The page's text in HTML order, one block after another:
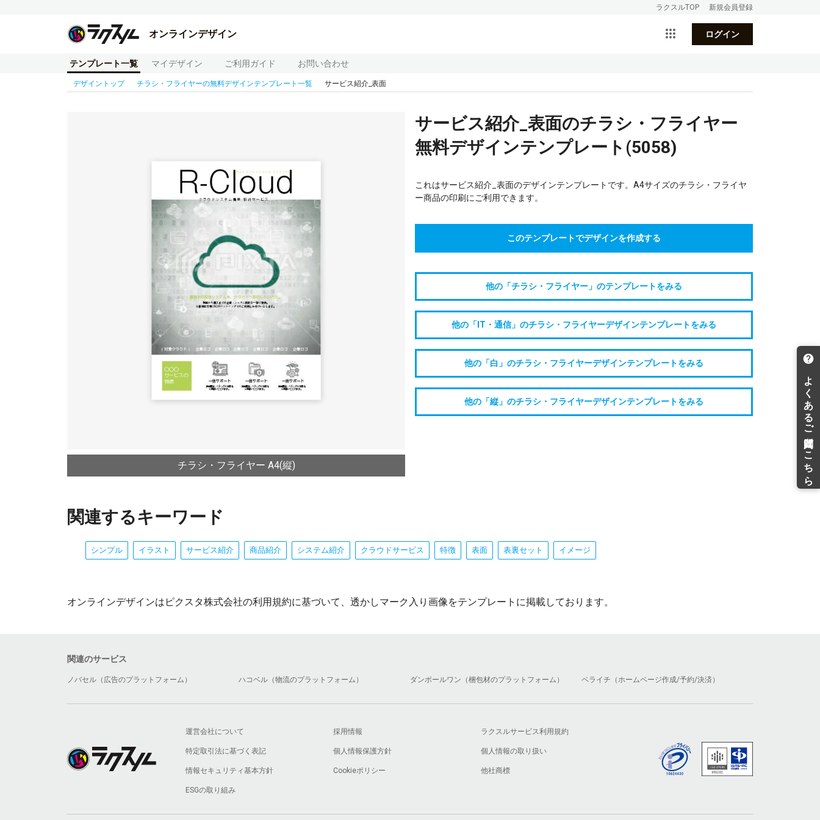
ラクスルTOP 新規会員登録
オンラインデザイン ログイン
テンプレート一覧 マイデザイン ご利用ガイド お問い合わせ
デザイントップ チラシ・フライヤーの無料デザインテンプレート一覧 サービス紹介_表面
チラシ・フライヤー A4(縦)
サービス紹介_表面のチラシ・フライヤー
無料デザインテンプレート(5058)
これはサービス紹介_表面のデザインテンプレートです。A4サイズのチラシ・フライヤ
ー商品の印刷にご利用できます。
このテンプレートでデザインを作成する
他の「チラシ・フライヤー」のテンプレートをみる
他の「IT・通信」のチラシ・フライヤーデザインテンプレートをみる
他の「白」のチラシ・フライヤーデザインテンプレートをみる
他の「縦」のチラシ・フライヤーデザインテンプレートをみる
関連するキーワード
シンプル イラスト サービス紹介 商品紹介 システム紹介 クラウドサービス 特徴 表面 表裏セット イメージ
オンラインデザインはピクスタ株式会社の利用規約に基づいて、透かしマーク入り画像をテンプレートに掲載しております。
関連のサービス
ノバセル（広告のプラットフォーム） ハコベル（物流のプラットフォーム） ダンボールワン（梱包材のプラットフォーム） ペライチ（ホームページ作成/予約/決済）
運営会社について 採用情報 ラクスルサービス利用規約
特定取引法に基づく表記 個人情報保護方針 個人情報の取り扱い
情報セキュリティ基本方針 Cookieポリシー 他社商標
ESGの取り組み